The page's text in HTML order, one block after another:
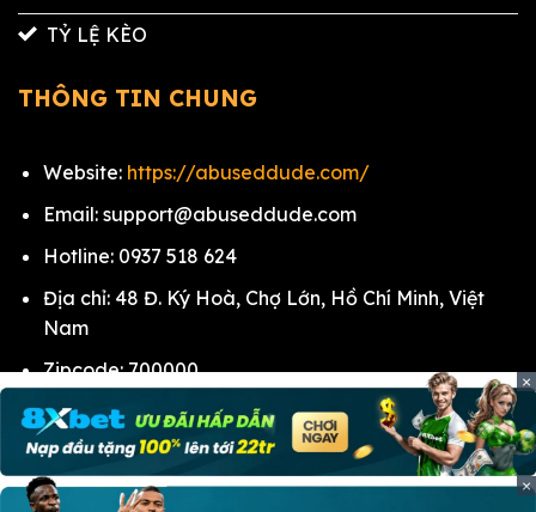
TỶ LỆ KÈO
THÔNG TIN CHUNG
Website: https://abuseddude.com/
Email: support@abuseddude.com
Hotline: 0937 518 624
Địa chỉ: 48 Đ. Ký Hoà, Chợ Lớn, Hồ Chí Minh, Việt
Nam
Zipcode: 700000
Hashtags: #vaoroitv#tructiepbongda
#trang_vebo #lichthidau #bangxephang
#livescore #tisobongda #soikeobongda #vaoroi
#vaoroi_tv
×
×